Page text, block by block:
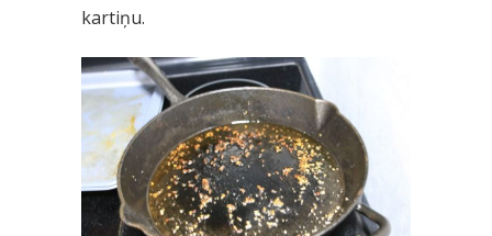
kartiņu.